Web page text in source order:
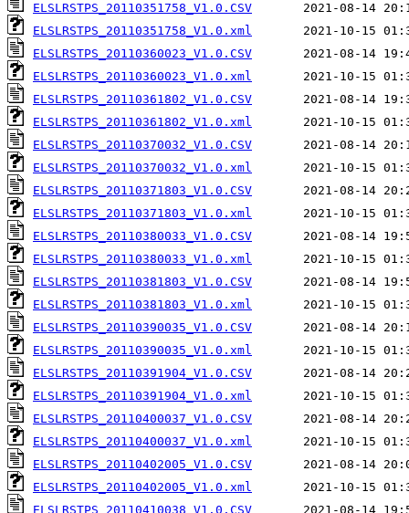
ELSLRSTPS_20110351758_V1.0.CSV
ELSLRSTPS_20110351758_V1.0.xml
ELSLRSTPS_20110360023_V1.0.CSV
ELSLRSTPS_20110360023_V1.0.xml
ELSLRSTPS_20110361802_V1.0.CSV
ELSLRSTPS_20110361802_V1.0.xml
ELSLRSTPS_20110370032_V1.0.CSV
ELSLRSTPS_20110370032_V1.0.xml
ELSLRSTPS_20110371803_V1.0.CSV
ELSLRSTPS_20110371803_V1.0.xml
ELSLRSTPS_20110380033_V1.0.CSV
ELSLRSTPS_20110380033_V1.0.xml
ELSLRSTPS_20110381803_V1.0.CSV
ELSLRSTPS_20110381803_V1.0.xml
ELSLRSTPS_20110390035_V1.0.CSV
ELSLRSTPS_20110390035_V1.0.xml
ELSLRSTPS_20110391904_V1.0.CSV
ELSLRSTPS_20110391904_V1.0.xml
ELSLRSTPS_20110400037_V1.0.CSV
ELSLRSTPS_20110400037_V1.0.xml
ELSLRSTPS_20110402005_V1.0.CSV
ELSLRSTPS_20110402005_V1.0.xml
ELSLRSTPS_20110410038_V1.0.CSV